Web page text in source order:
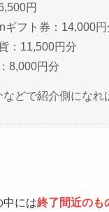
円
ギフト券：14,000円
：11,500円分
8,000円分
どで紹介側になれ
中には終了間近のも